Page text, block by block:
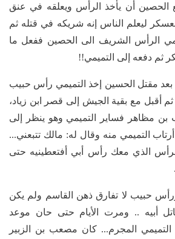
الحصين أن يأخذ الرأس ويعلقه في عنق
ليعلم الناس إنه شريكه في قتله ثم
الرأس الشريف الى الحصين ففعل ما
ثم دفعه إلى التميمي!!
بعد مقتل الحسين إخذ التميمي رأس حبيب
أقبل مع بقية الجيش إلى قصر ابن زياد،
بن مظاهر فساير التميمي وهو ينظر إلى
التميمي منه وقال له: مالك تتبعني...
الذي معك رأس أبي أفتعطينيه حتى
حبيب لا تفارق ذهن القاسم ولم يكن
أبيه .. ومرت الأيام حتى حان موعد
التميمي المجرم... كان مصعب بن الزبير